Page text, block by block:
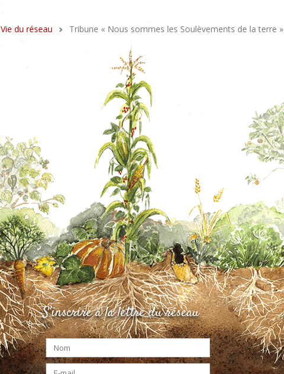
Vie du réseau Tribune « Nous sommes les Soulèvements de la terre »
S'inscrire à la lettre du réseau